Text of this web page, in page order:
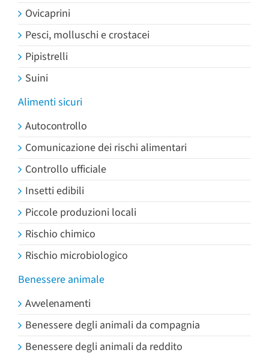
Ovicaprini
Pesci, molluschi e crostacei
Pipistrelli
Suini
Alimenti sicuri
Autocontrollo
Comunicazione dei rischi alimentari
Controllo ufficiale
Insetti edibili
Piccole produzioni locali
Rischio chimico
Rischio microbiologico
Benessere animale
Avvelenamenti
Benessere degli animali da compagnia
Benessere degli animali da reddito